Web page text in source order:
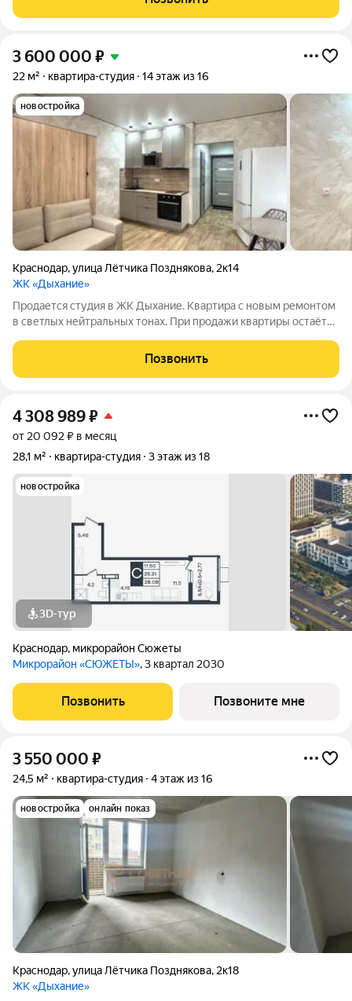
детские и спортивные
3 600 000 ₽
22 м² квартира-студия 14 этаж из 16
новостройка
Краснодар,улица Лётчика Позднякова, 2к14
ЖК «Дыхание»
Продается студия в ЖК Дыхание. Квартира с новым ремонтом
в светлых нейтральных тонах. При продажи квартиры остаётся
элитный коттеджный поселок. ЖК Дыхание - новый жилой
район со своей
Позвонить
4 308 989₽
от 20 092 ₽ в месяц
28,1 м²
квартира-студия 3 этаж из 18
новостройка
3D-тур
Краснодар, микрорайон Сюжеты
Микрорайон «СЮЖЕТЫ», 3 квартал 2030
Позвонить Позвоните мне
3 550 000 ₽
24,5 м² квартира-студия 4 этаж из 16
новостройка онлайн показ
Краснодар,улица Лётчика Позднякова, 2к18
ЖК «Дыхание»